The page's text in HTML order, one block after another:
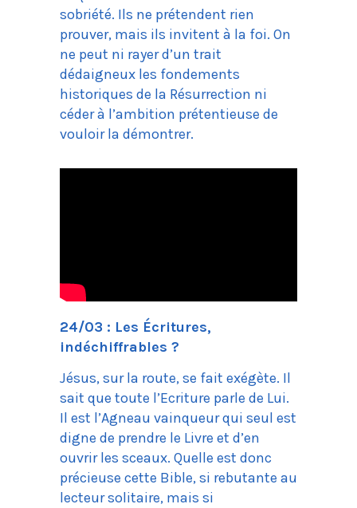
sobriété. Ils ne prétendent rien
prouver, mais ils invitent à la foi. On
ne peut ni rayer d’un trait
dédaigneux les fondements
historiques de la Résurrection ni
céder à l’ambition prétentieuse de
vouloir la démontrer.
24/03 : Les Écritures,
indéchiffrables ?
Jésus, sur la route, se fait exégète. Il
sait que toute l’Ecriture parle de Lui.
Il est l’Agneau vainqueur qui seul est
digne de prendre le Livre et d’en
ouvrir les sceaux. Quelle est donc
précieuse cette Bible, si rebutante au
lecteur solitaire, mais si